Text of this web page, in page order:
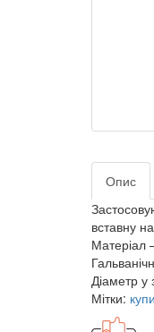
Опис
вставну
Матеріал
Діаметр у
Мітки: